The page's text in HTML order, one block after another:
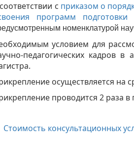
с приказом о
программ подготовки
номенклатурой
условием для
педагогических кадров в
осуществляется на
проводится 2 раза в
Стоимость консультационных